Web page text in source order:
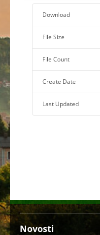
Download
File Size
File Count
Create Date
Last Updated
Novosti